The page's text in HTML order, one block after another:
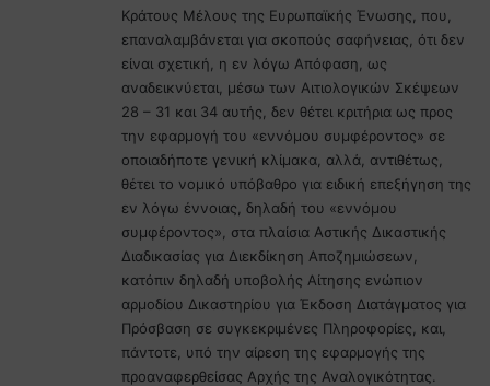
Κράτους Μέλους της Ευρωπαϊκής Ένωσης, που,
επαναλαμβάνεται για σκοπούς σαφήνειας, ότι δεν
είναι σχετική, η εν λόγω Απόφαση, ως
αναδεικνύεται, μέσω των Αιτιολογικών Σκέψεων
28 – 31 και 34 αυτής, δεν θέτει κριτήρια ως προς
την εφαρμογή του «εννόμου συμφέροντος» σε
οποιαδήποτε γενική κλίμακα, αλλά, αντιθέτως,
θέτει το νομικό υπόβαθρο για ειδική επεξήγηση της
εν λόγω έννοιας, δηλαδή του «εννόμου
συμφέροντος», στα πλαίσια Αστικής Δικαστικής
Διαδικασίας για Διεκδίκηση Αποζημιώσεων,
κατόπιν δηλαδή υποβολής Αίτησης ενώπιον
αρμοδίου Δικαστηρίου για Έκδοση Διατάγματος για
Πρόσβαση σε συγκεκριμένες Πληροφορίες, και,
πάντοτε, υπό την αίρεση της εφαρμογής της
προαναφερθείσας Αρχής της Αναλογικότητας.